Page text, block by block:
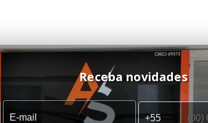
Receba novidades